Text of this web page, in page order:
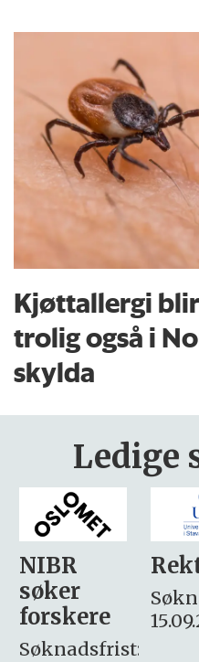
Kjøttallergi
trolig også i
skylda
Ledige
Rektor
Søknadsfrist:
15.09.2026